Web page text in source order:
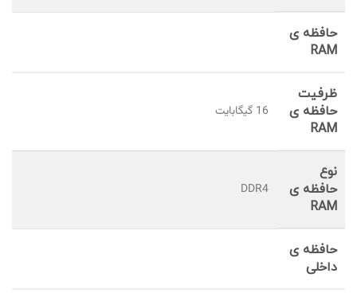
حافظه ی
RAM
ظرفیت
حافظه ی
RAM
16 گيگابايت
نوع
حافظه ی
RAM
DDR4
حافظه ی
داخلی